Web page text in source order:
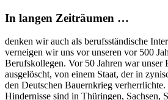
In langen Zeiträumen …
denken wir auch als berufsständische
verneigen wir uns vor unseren vor 500
Berufskollegen. Vor 50 Jahren war unser
ausgelöscht, von einem Staat, der in
den Deutschen Bauernkrieg
Hindernisse sind in Thüringen, Sachsen,